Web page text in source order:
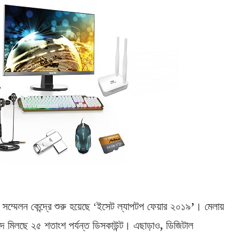
কেন্দ্রে শুরু হয়েছে ‘ইসেট ল্যাপটপ ফেয়ার ২০১৯’ । মেলায়
২৫ শতাংশ পর্যন্ত ডিসকাউন্ট। এছাড়াও, ডিজিটাল